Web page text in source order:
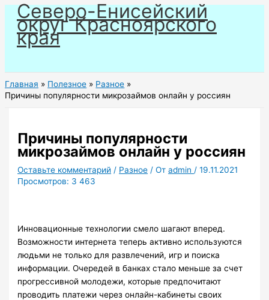
Перейти
содержимому
Северо-Енисейский
округ Красноярского
края
Главная Полезное
Разное
Причины популярности микрозаймов онлайн у россиян
Причины популярности
микрозаймов онлайн у россиян
Оставьте комментарий / Разное / Отadmin /19.11.2021
Просмотров: 3 463
Инновационные технологии смело шагают вперед.
Возможности интернета теперь активно используются
людьми не только для развлечений, игр и поиска
информации. Очередей в банках стало меньше за счет
прогрессивной молодежи, которые предпочитают
проводить платежи через онлайн-кабинеты своих